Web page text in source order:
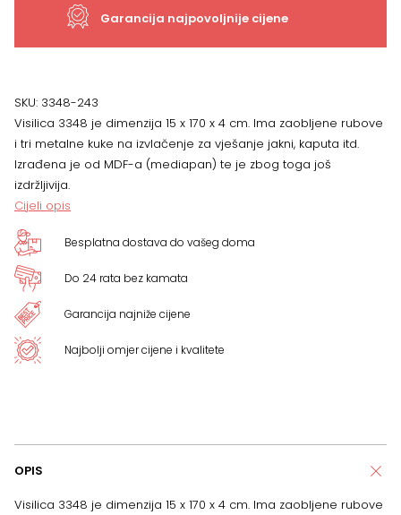
Garancija najpovoljnije cijene
SKU: 3348-243
Visilica 3348 je dimenzija 15 x 170 x 4 cm. Ima zaobljene rubove
i tri metalne kuke na izvlačenje za vješanje jakni, kaputa itd.
Izrađena je od MDF-a (mediapan) te je zbog toga još
izdržljivija.
Cijeli opis
Besplatna dostava do vašeg doma
Do 24 rata bez kamata
Garancija najniže cijene
Najbolji omjer cijene i kvalitete
OPIS
Visilica 3348 je dimenzija 15 x 170 x 4 cm. Ima zaobljene rubove